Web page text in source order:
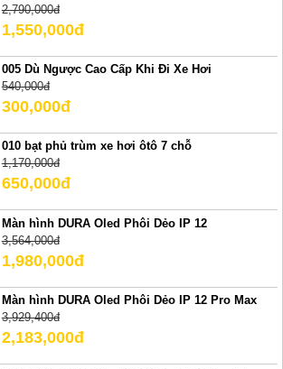
2,790,000đ
1,550,000đ
005 Dù Ngược Cao Cấp Khi Đi Xe Hơi
540,000đ
300,000đ
010 bạt phủ trùm xe hơi ôtô 7 chỗ
1,170,000đ
650,000đ
Màn hình DURA Oled Phôi Dẻo IP 12
3,564,000đ
1,980,000đ
Màn hình DURA Oled Phôi Dẻo IP 12 Pro Max
3,929,400đ
2,183,000đ